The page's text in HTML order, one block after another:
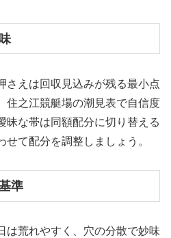
さえは回収見込みが残る最小点
住之江競艇場の潮見表で自信度
昧な帯は同額配分に切り替える
て配分を調整しましょう。
準
は荒れやすく、穴の分散で妙味